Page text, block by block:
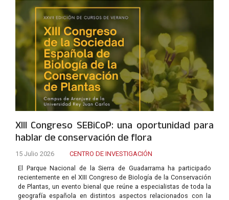
XIII Congreso SEBiCoP: una oportunidad para
hablar de conservación de flora
15 Julio 2026
CENTRO DE INVESTIGACIÓN
El Parque Nacional de la Sierra de Guadarrama ha participado
recientemente en el XIII Congreso de Biología de la Conservación
de Plantas, un evento bienal que reúne a especialistas de toda la
geografía española en distintos aspectos relacionados con la